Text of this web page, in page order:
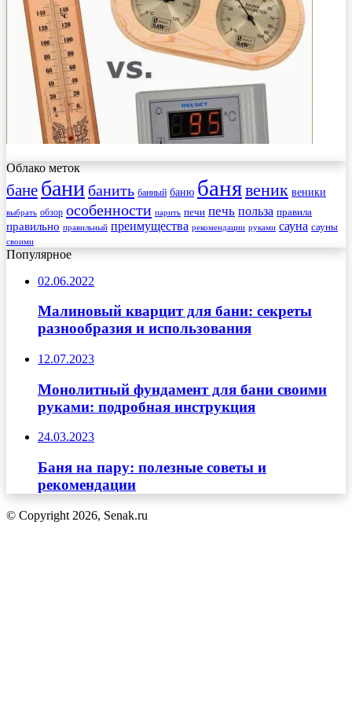
Облако меток
бане бани банить банный баню банявеник веники
выбрать обзор особенности парить печи печь польза правила
правильно правильный преимущества рекомендации руками сауна сауны
своими
Популярное
02.06.2022
Малиновый кварцит для бани: секреты
разнообразия и использования
12.07.2023
Монолитный фундамент для бани своими
руками: подробная инструкция
24.03.2023
Баня на пару: полезные советы и
рекомендации
© Copyright 2026, Senak.ru